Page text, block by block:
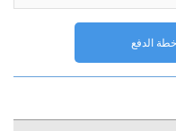
الدفع